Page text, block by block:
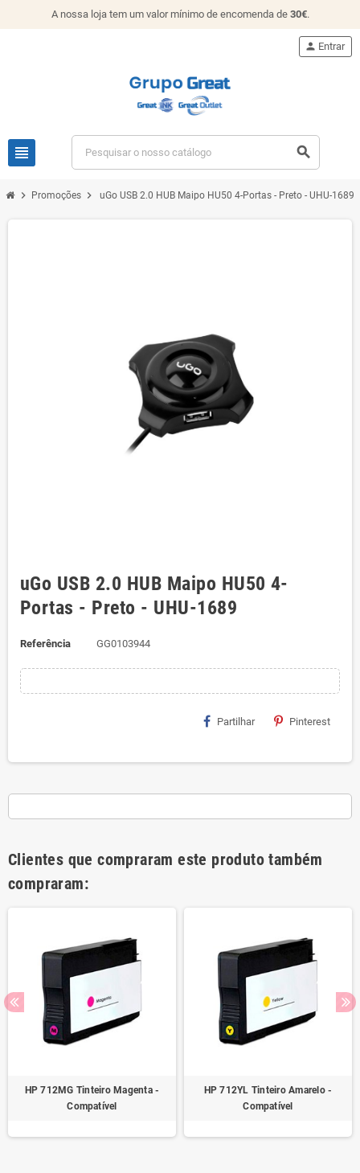
A nossa loja tem um valor mínimo de encomenda de 30€.
view_headline search
person Entrar
chevron_right Promoções chevron_right uGo USB 2.0 HUB Maipo HU50 4-Portas - Preto - UHU-1689
uGo USB 2.0 HUB Maipo HU50 4-
Portas - Preto - UHU-1689
Referência GG0103944
Partilhar Pinterest
Clientes que compraram este produto também
compraram:
HP 712MG Tinteiro Magenta -
Compatível
HP 712YL Tinteiro Amarelo -
Compatível